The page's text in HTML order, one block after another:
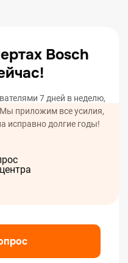
Bosch
7 дней в неделю,
приложим все усилия,
исправно долгие годы!